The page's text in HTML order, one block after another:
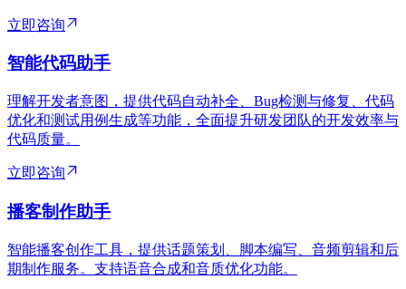
立即咨询
智能代码助手
理解开发者意图，提供代码自动补全、Bug检测与修复、代码
优化和测试用例生成等功能，全面提升研发团队的开发效率与
代码质量。
立即咨询
播客制作助手
智能播客创作工具，提供话题策划、脚本编写、音频剪辑和后
期制作服务。支持语音合成和音质优化功能。